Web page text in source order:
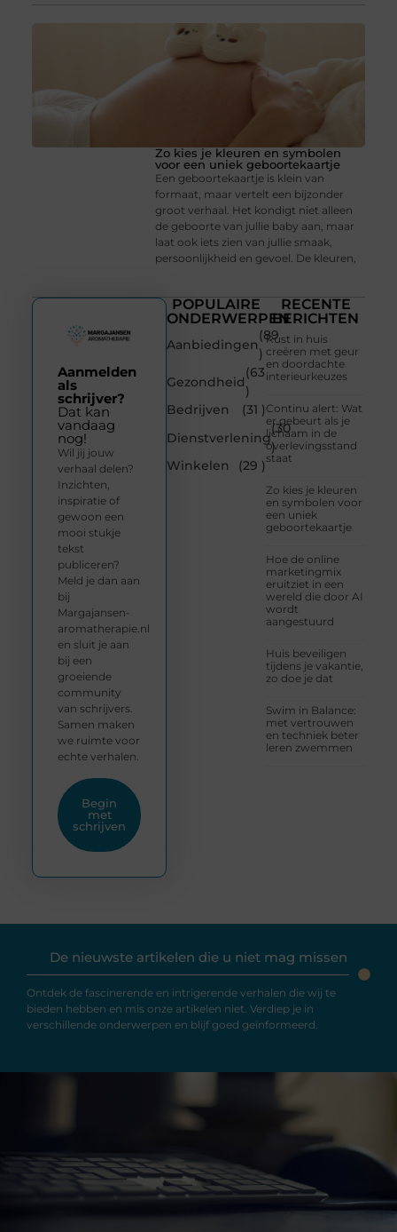
Zo kies je kleuren en symbolen
voor een uniek geboortekaartje
Een geboortekaartje is klein van
formaat, maar vertelt een bijzonder
groot verhaal. Het kondigt niet alleen
de geboorte van jullie baby aan, maar
laat ook iets zien van jullie smaak,
persoonlijkheid en gevoel. De kleuren,
POPULAIRE
ONDERWERPEN
Aanbiedingen
(89
)
Gezondheid
(63
)
Bedrijven
(31 )
Dienstverlening
(30
)
Winkelen
(29 )
RECENTE
BERICHTEN
Rust in huis
creëren met geur
en doordachte
interieurkeuzes
Continu alert: Wat
er gebeurt als je
lichaam in de
overlevingsstand
staat
Zo kies je kleuren
en symbolen voor
een uniek
geboortekaartje
Hoe de online
marketingmix
eruitziet in een
wereld die door AI
wordt
aangestuurd
Huis beveiligen
tijdens je vakantie,
zo doe je dat
Swim in Balance:
met vertrouwen
en techniek beter
leren zwemmen
Aanmelden
als
schrijver?
Dat kan
vandaag
nog!
Wil jij jouw
verhaal delen?
Inzichten,
inspiratie of
gewoon een
mooi stukje
tekst
publiceren?
Meld je dan aan
bij
Margajansen-
aromatherapie.nl
en sluit je aan
bij een
groeiende
community
van schrijvers.
Samen maken
we ruimte voor
echte verhalen.
Begin
met
schrijven
De nieuwste artikelen die u niet mag missen
Ontdek de fascinerende en intrigerende verhalen die wij te
bieden hebben en mis onze artikelen niet. Verdiep je in
verschillende onderwerpen en blijf goed geïnformeerd.